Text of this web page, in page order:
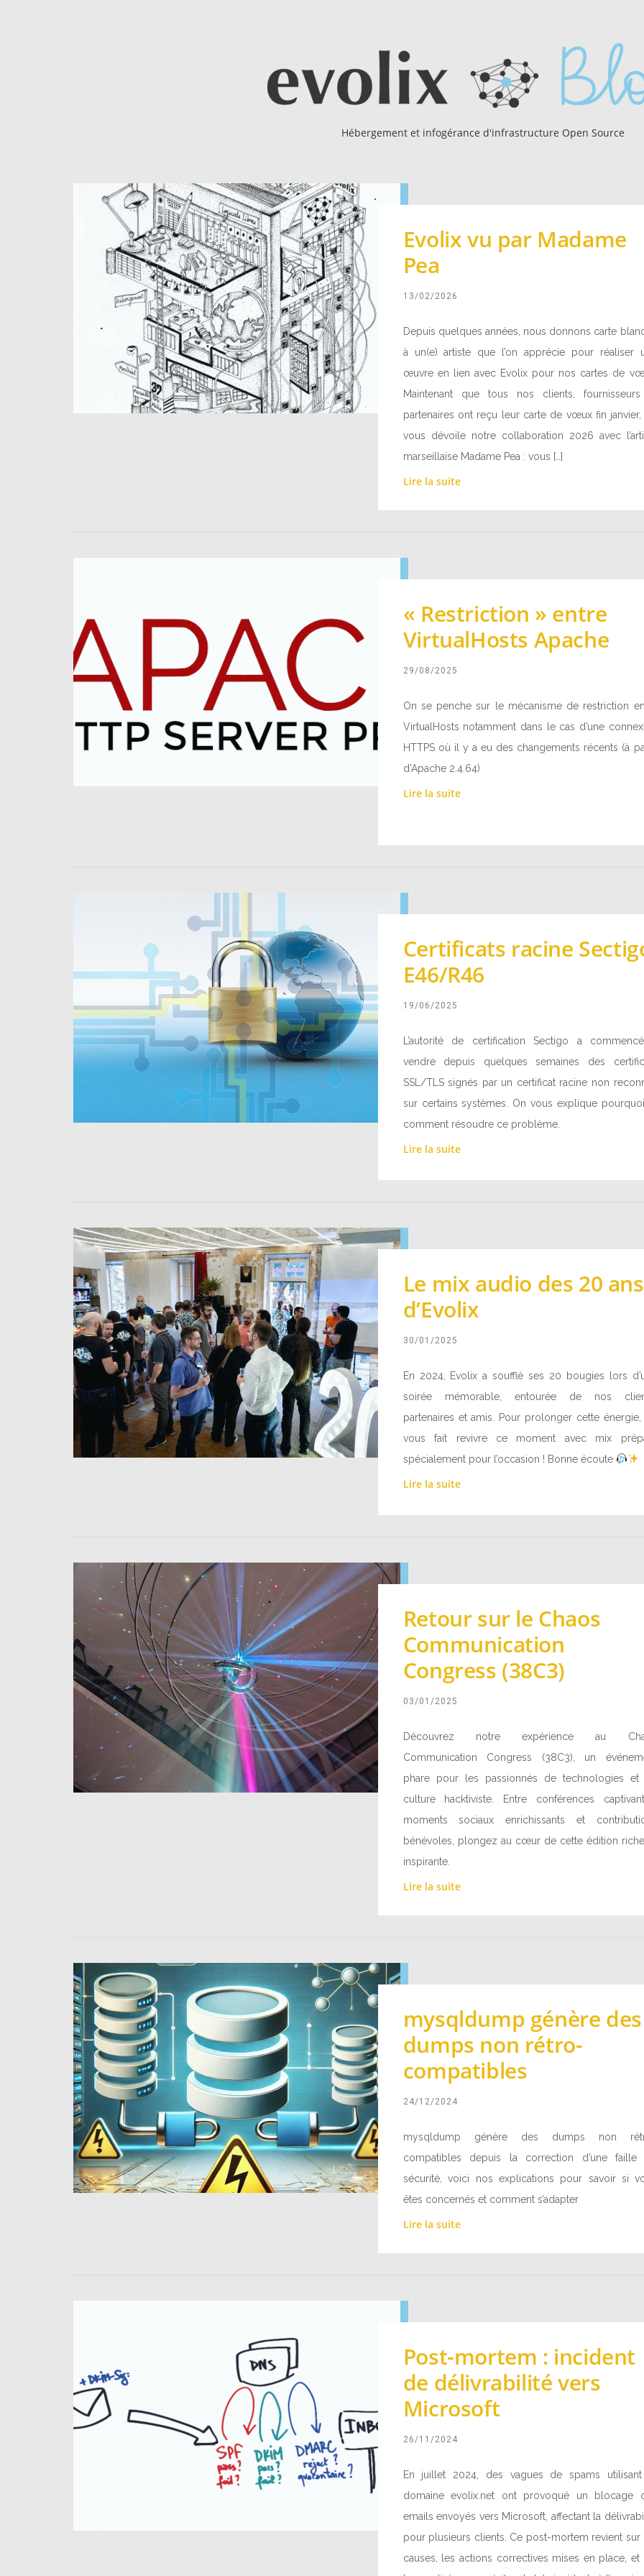
Hébergement et infogérance d'infrastructure Open Source
Evolix vu par Madame
Pea
13/02/2026
Depuis quelques années, nous donnons carte
à un(e) artiste que l’on apprécie pour réaliser
œuvre en lien avec Evolix pour nos cartes de
Maintenant que tous nos clients,
partenaires ont reçu leur carte de vœux fin janvier,
vous dévoile notre collaboration 2026 avec
marseillaise Madame Pea : vous […]
Lire la suite
« Restriction » entre
VirtualHosts Apache
29/08/2025
On se penche sur le mécanisme de restriction
VirtualHosts notamment dans le cas d’une
HTTPS où il y a eu des changements récents (à
d’Apache 2.4.64)
Lire la suite
Certificats racine
E46/R46
19/06/2025
L’autorité de certification Sectigo a
vendre depuis quelques semaines des
SSL/TLS signés par un certificat racine non
sur certains systèmes. On vous explique
comment résoudre ce problème.
Lire la suite
Le mix audio des 20 ans
d’Evolix
30/01/2025
En 2024, Evolix a soufflé ses 20 bougies lors
soirée mémorable, entourée de nos
partenaires et amis. Pour prolonger cette énergie,
vous fait revivre ce moment avec mix
spécialement pour l’occasion ! Bonne écoute
Lire la suite
Retour sur le Chaos
Communication
Congress (38C3)
03/01/2025
Découvrez notre expérience au
Communication Congress (38C3), un
phare pour les passionnés de technologies et
culture hacktiviste. Entre conférences
moments sociaux enrichissants et
bénévoles, plongez au cœur de cette édition
inspirante.
Lire la suite
mysqldump génère des
dumps non rétro-
compatibles
24/12/2024
mysqldump génère des dumps non
compatibles depuis la correction d’une faille
sécurité, voici nos explications pour savoir si
êtes concernés et comment s’adapter
Lire la suite
Post-mortem : incident
de délivrabilité vers
Microsoft
26/11/2024
En juillet 2024, des vagues de spams
domaine evolix.net ont provoqué un blocage
emails envoyés vers Microsoft, affectant la
pour plusieurs clients. Ce post-mortem revient sur
causes, les actions correctives mises en place, et